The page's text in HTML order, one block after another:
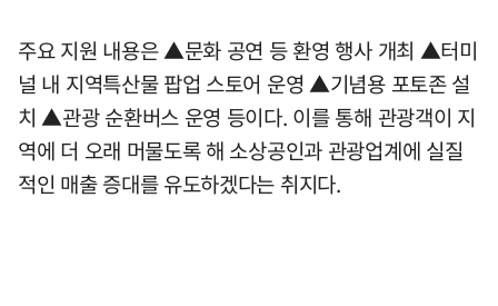
주요 지원 내용은 ▲문화 공연 등 환영 행사 개최 ▲터미
널 내 지역특산물 팝업 스토어 운영 ▲기념용 포토존 설
치 ▲관광 순환버스 운영 등이다. 이를 통해 관광객이 지
역에 더 오래 머물도록 해 소상공인과 관광업계에 실질
적인 매출 증대를 유도하겠다는 취지다.